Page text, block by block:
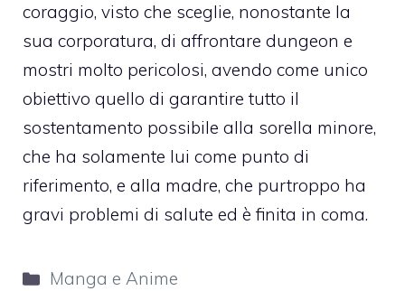
coraggio, visto che sceglie, nonostante la
sua corporatura, di affrontare dungeon e
mostri molto pericolosi, avendo come unico
obiettivo quello di garantire tutto il
sostentamento possibile alla sorella minore,
che ha solamente lui come punto di
riferimento, e alla madre, che purtroppo ha
gravi problemi di salute ed è finita in coma.
Categorie
Manga e Anime